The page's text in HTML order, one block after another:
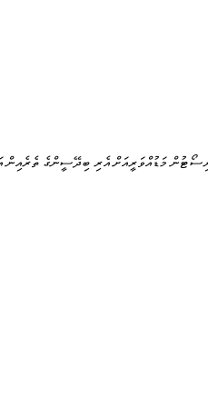
މަޑުއްވަރީއަށް އެރި ބިދޭސީންގެ ތެރެއިން